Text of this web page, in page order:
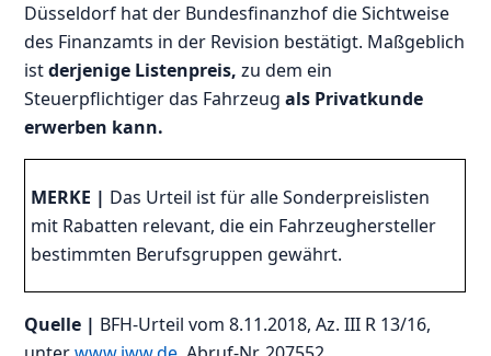
Düsseldorf hat der Bundesfinanzhof die Sichtweise
des Finanzamts in der Revision bestätigt. Maßgeblich
istderjenige Listenpreis, zu dem ein
Steuerpflichtiger das Fahrzeug als Privatkunde
erwerben kann.
MERKE | Das Urteil ist für alle Sonderpreislisten
mit Rabatten relevant, die ein Fahrzeughersteller
bestimmten Berufsgruppen gewährt.
Quelle | BFH-Urteil vom 8.11.2018, Az. III R 13/16,